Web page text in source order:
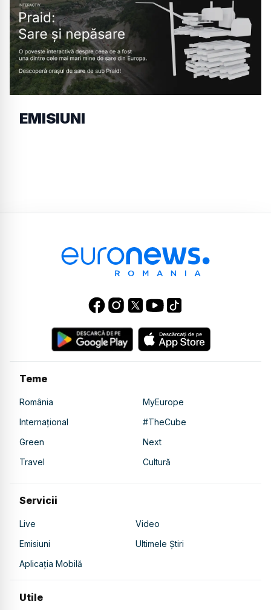
EMISIUNI
Teme
România
MyEurope
Internațional
#TheCube
Green
Next
Travel
Cultură
Servicii
Live
Video
Emisiuni
Ultimele Știri
Aplicația Mobilă
Utile